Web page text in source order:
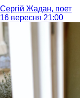
Сергій Жадан, поет
16 вересня 21:00